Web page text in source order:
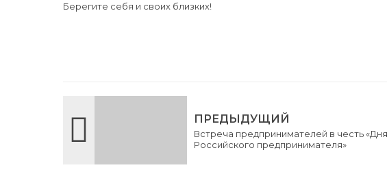
Берегите себя и своих близких!
ПРЕДЫДУЩИЙ
Встреча предпринимателей в честь «Дня
Российского предпринимателя»